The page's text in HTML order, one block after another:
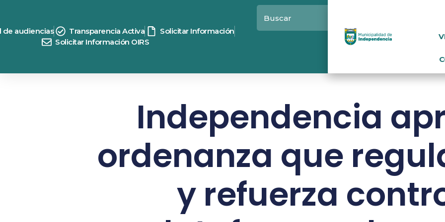
de audiencias Transparencia Activa
Solicitar Información
Solicitar Información OIRS
Independencia
ordenanza que
y refuerza